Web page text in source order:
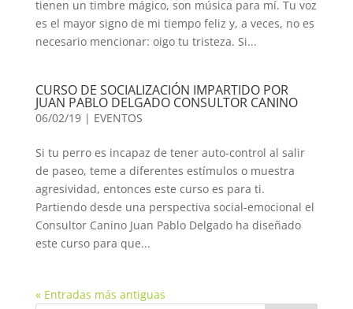
tienen un timbre mágico, son música para mí. Tu voz
es el mayor signo de mi tiempo feliz y, a veces, no es
necesario mencionar: oigo tu tristeza. Si...
CURSO DE SOCIALIZACIÓN IMPARTIDO POR
JUAN PABLO DELGADO CONSULTOR CANINO
06/02/19| EVENTOS
Si tu perro es incapaz de tener auto-control al salir
de paseo, teme a diferentes estímulos o muestra
agresividad, entonces este curso es para ti.
Partiendo desde una perspectiva social-emocional el
Consultor Canino Juan Pablo Delgado ha diseñado
este curso para que...
« Entradas más antiguas